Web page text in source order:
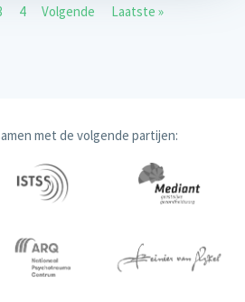
Page
4 Volgende pagina
Volgende Laatste pagina
Laatste »
met de volgende partijen: